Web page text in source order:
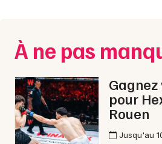
Spectacles
Concerts
Sports
Soirées
Nantes
Nice
Paris
Strasbourg
À ne pas
pour
Rouen
Jusqu'au